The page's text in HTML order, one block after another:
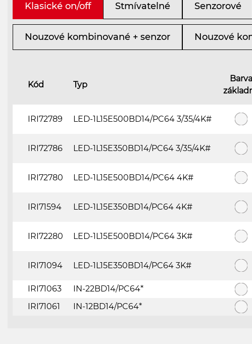
Klasické on/off Stmívatelné Senzorové
Nouzové kombinované + senzor Nouzové
Kód Typ
Barva
IRI72789 LED-1L15E500BD14/PC64 3/35/4K#
IRI72786 LED-1L15E350BD14/PC64 3/35/4K#
IRI72780 LED-1L15E500BD14/PC64 4K#
IRI71594 LED-1L15E350BD14/PC64 4K#
IRI72280 LED-1L15E500BD14/PC64 3K#
IRI71094 LED-1L15E350BD14/PC64 3K#
IRI71063 IN-22BD14/PC64*
IRI71061
IN-12BD14/PC64*